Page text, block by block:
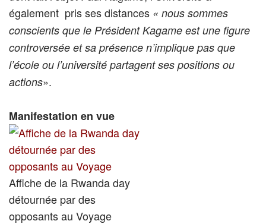
également pris ses distances « nous sommes
conscients que le Président Kagame est une figure
controversée et sa présence n’implique pas que
l’école ou l’université partagent ses positions ou
actions».
Manifestation en vue
Affiche de la Rwanda day
détournée par des
opposants au Voyage